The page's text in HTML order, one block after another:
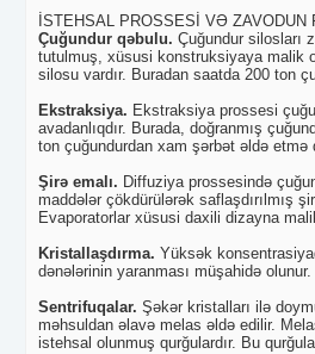
İSTEHSAL PROSSESİ VƏ ZAVODUN
Çuğundur qəbulu. Çuğundur silosları
tutulmuş, xüsusi konstruksiyaya malik
silosu vardır. Buradan saatda 200 ton
Ekstraksiya. Ekstraksiya prossesi
avadanlıqdır. Burada, doğranmış
ton çuğundurdan xam şərbət əldə etmə
Şirə emalı. Diffuziya prossesində
maddələr çökdürülərək saflaşdırılmış
Evaporatorlar xüsusi daxili dizayna
Kristallaşdırma. Yüksək
dənələrinin yaranması müşahidə
Sentrifuqalar. Şəkər kristalları ilə
məhsuldan əlavə melas əldə edilir.
istehsal olunmuş qurğulardır. Bu